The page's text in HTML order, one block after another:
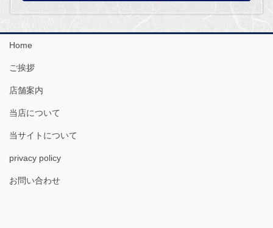
Home
ご挨拶
店舗案内
当店について
当サイトについて
privacy policy
お問い合わせ